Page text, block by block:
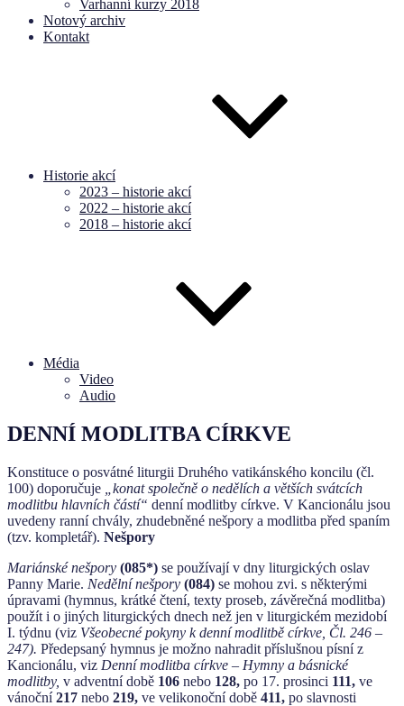
Varhanní kurzy 2018
Notový archiv
Kontakt
Historie akcí
2023 – historie akcí
2022 – historie akcí
2018 – historie akcí
Média
Video
Audio
DENNÍ MODLITBA CÍRKVE
Konstituce o posvátné liturgii Druhého vatikánského koncilu (čl.
100) doporučuje
„konat společně o nedělích a větších svátcích
modlitbu hlavních částí“ denní modlitby církve. V Kan­cionálu jsou
uvedeny ranní chvály, zhudebněné nešpory a modlitba před spaním
(tzv. kompletář). Nešpory
Mariánské nešpory (085*) se používají v dny liturgických oslav
Panny Marie. Nedělní nešpory (084) se mohou zvi. s některými
úpravami (hymnus, krátké čtení, texty proseb, závěrečná modlitba)
použít i o jiných liturgických dnech než jen v liturgickém mezidobí
I. týdnu (viz Všeobecné pokyny k denní modlitbě církve, Čl. 246 –
247). Předepsaný hymnus je možno nahradit příslušnou písní z
Kancionálu, viz Denní modlitba církve – Hymny a básnické
modlitby, v adventní době 106 nebo 128, po 17. prosinci 111, ve
vánoční217 nebo 219, ve velikonoční době 411, po slavnosti